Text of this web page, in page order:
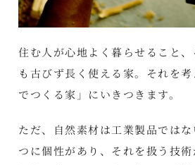
住む人が心地よく暮らせること
も古びず長く使える家。それを
でつくる家」にいきつきます。
ただ、自然素材は工業製品では
つに個性があり、それを扱う技